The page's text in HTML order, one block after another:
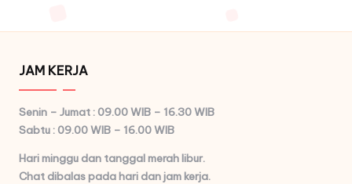
JAM KERJA
Senin – Jumat : 09.00 WIB – 16.30 WIB
Sabtu : 09.00 WIB – 16.00 WIB
Hari minggu dan tanggal merah libur.
Chat dibalas pada hari dan jam kerja.